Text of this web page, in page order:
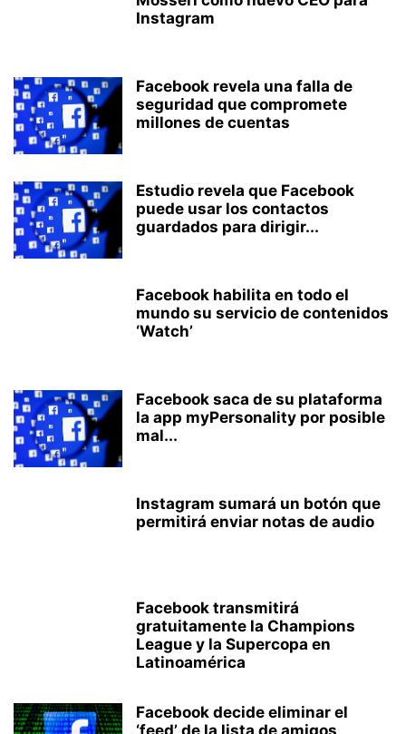
Instagram
Facebook revela una falla de
seguridad que compromete
millones de cuentas
Estudio revela que Facebook
puede usar los contactos
guardados para dirigir...
Facebook habilita en todo el
mundo su servicio de contenidos
‘Watch’
Facebook saca de su plataforma
la app myPersonality por posible
mal...
Instagram sumará un botón que
permitirá enviar notas de audio
Facebook transmitirá
gratuitamente la Champions
League y la Supercopa en
Latinoamérica
Facebook decide eliminar el
‘feed’ de la lista de amigos